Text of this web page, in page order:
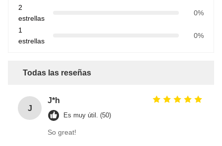
2
estrellas
0%
1
estrellas
0%
Todas las reseñas
J
J*h
Es muy útil. (50)
So great!